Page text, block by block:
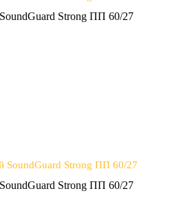
Strong ПП 60/27
Strong ПП 60/27